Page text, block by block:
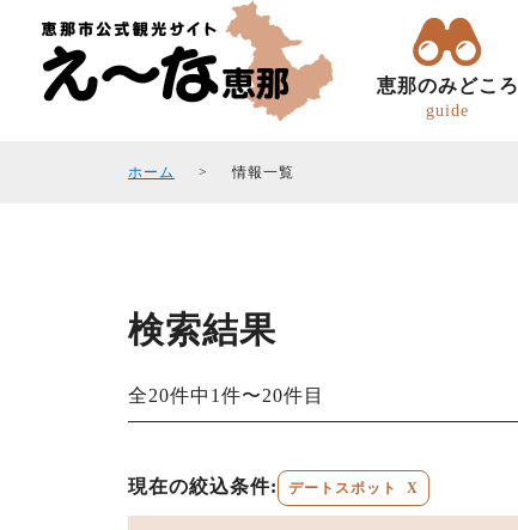
恵那のみどころ
guide
トコトコ恵ちゃん(バスツアー)
ホーム 情報一覧
検索結果
全20件中1件〜20件目
現在の絞込条件: デートスポット X